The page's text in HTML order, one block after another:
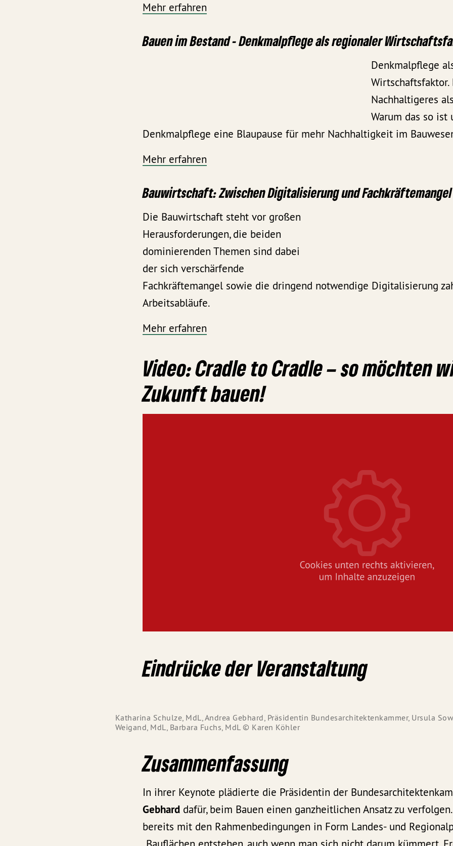
Mehr erfahren
Bauen im Bestand - Denkmalpflege als regionaler
Denkmalpflege
Nachhaltigeres
Warum das so ist
Denkmalpflege eine Blaupause für mehr Nachhaltigkeit im
Mehr erfahren
Bauwirtschaft: Zwischen Digitalisierung und Fachkräftemangel
Die Bauwirtschaft steht vor großen
Herausforderungen, die beiden
dominierenden Themen sind dabei
der sich verschärfende
Fachkräftemangel sowie die dringend notwendige Digitalisierung
Arbeitsabläufe.
Mehr erfahren
Video: Cradle to Cradle – so möchten
Zukunft bauen!
Eindrücke der Veranstaltung
Katharina Schulze, MdL, Andrea Gebhard, Präsidentin Bundesarchitektenkammer, Ursula
Weigand, MdL, Barbara Fuchs, MdL © Karen Köhler
Zusammenfassung
In ihrer Keynote plädierte die Präsidentin der
Gebhard dafür, beim Bauen einen ganzheitlichen Ansatz zu
bereits mit den Rahmenbedingungen in Form Landes- und